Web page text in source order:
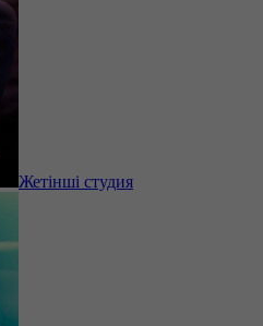
Жетінші студия